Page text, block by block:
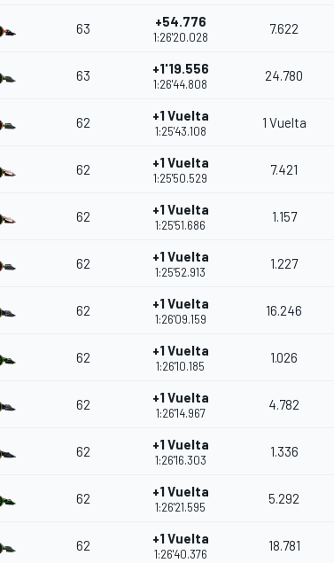
63 +54.776
1:26'20.028
7.622
63 +1'19.556
1:26'44.808
24.780
62 +1 Vuelta
1:25'43.108
1 Vuelta
62 +1 Vuelta
1:25'50.529
7.421
62 +1 Vuelta
1:25'51.686
1.157
62 +1 Vuelta
1:25'52.913
1.227
62 +1 Vuelta
1:26'09.159
16.246
62 +1 Vuelta
1:26'10.185
1.026
62 +1 Vuelta
1:26'14.967
4.782
62 +1 Vuelta
1:26'16.303
1.336
62 +1 Vuelta
1:26'21.595
5.292
62 +1 Vuelta
1:26'40.376
18.781